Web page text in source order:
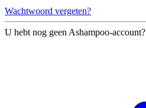
Wachtwoord vergeten?
U hebt nog geen Ashampoo-account?